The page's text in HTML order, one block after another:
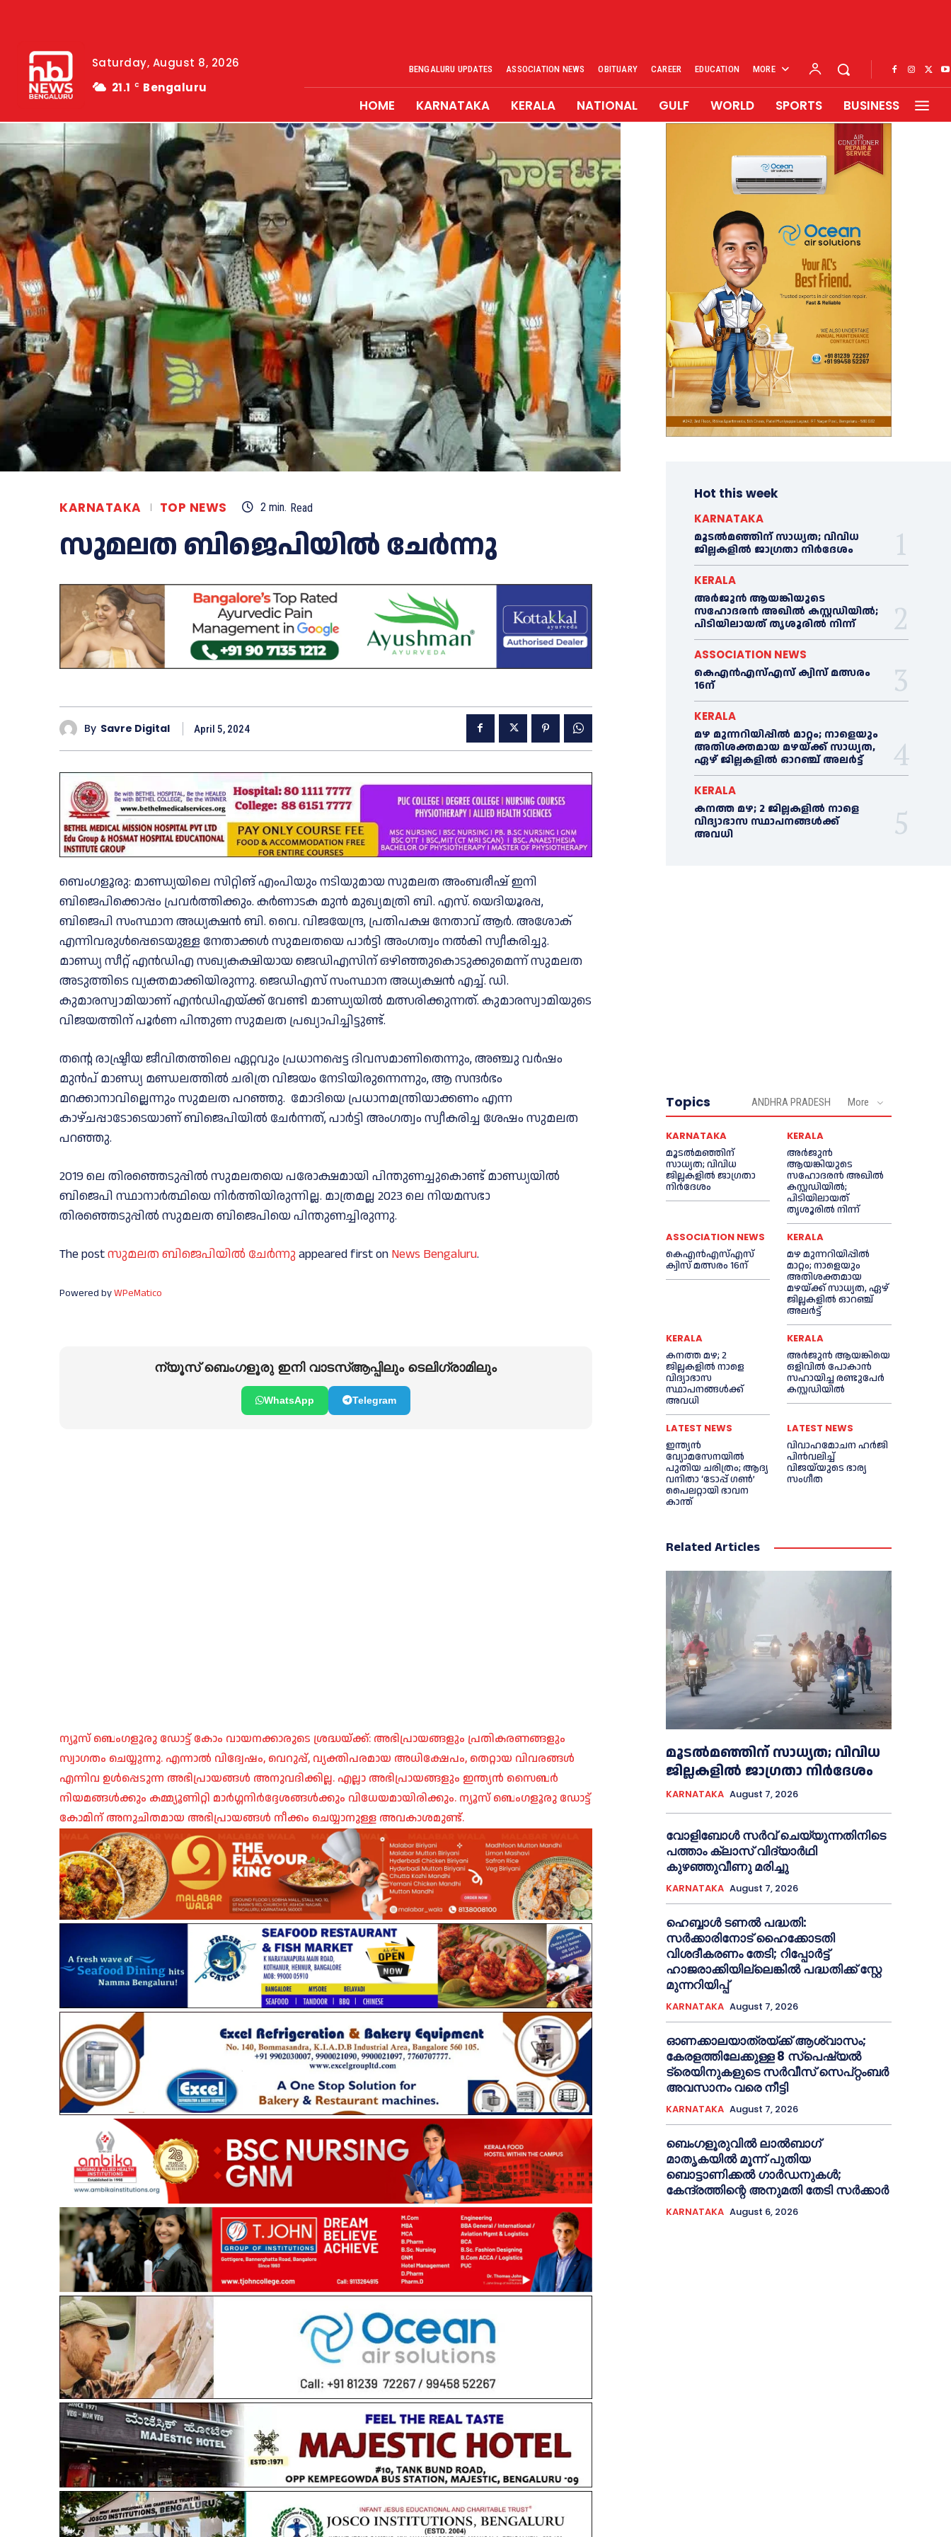
Saturday, August 8, 2026
21.1
C Bengaluru
BENGALURU UPDATES ASSOCIATION NEWS OBITUARY CAREER EDUCATION MORE
HOME KARNATAKA KERALA NATIONAL GULF WORLD SPORTS BUSINESS
KARNATAKA TOP NEWS 2 min. Read
സുമലത ബിജെപിയിൽ ചേർന്നു
By Savre Digital April 5, 2024
ബെംഗളൂരു: മാണ്ഡ്യയിലെ സിറ്റിങ് എംപിയും നടിയുമായ സുമലത അംബരീഷ് ഇനി
ബിജെപിക്കൊപ്പം പ്രവർത്തിക്കും. കർണാടക മുൻ മുഖ്യമത്രി ബി. എസ്. യെദിയൂരപ്പ,
ബിജെപി സംസ്ഥാന അധ്യക്ഷൻ ബി. വൈ. വിജയേന്ദ്ര, പ്രതിപക്ഷ നേതാവ് ആർ. അശോക്
എന്നിവരുൾപ്പെടെയുള്ള നേതാക്കൾ സുമലതയെ പാർട്ടി അംഗത്വം നൽകി സ്വീകരിച്ചു.
മാണ്ഡ്യ സീറ്റ് എൻഡിഎ സഖ്യകക്ഷിയായ ജെഡിഎസിന് ഒഴിഞ്ഞുകൊടുക്കുമെന്ന് സുമലത
അടുത്തിടെ വ്യക്തമാക്കിയിരുന്നു. ജെഡിഎസ് സംസ്ഥാന അധ്യക്ഷൻ എച്ച്. ഡി.
കുമാരസ്വാമിയാണ് എൻഡിഎയ്ക്ക് വേണ്ടി മാണ്ഡ്യയിൽ മത്സരിക്കുന്നത്. കുമാരസ്വാമിയുടെ
വിജയത്തിന് പൂർണ പിന്തുണ സുമലത പ്രഖ്യാപിച്ചിട്ടുണ്ട്.
തന്റെ രാഷ്ട്രീയ ജീവിതത്തിലെ ഏറ്റവും പ്രധാനപ്പെട്ട ദിവസമാണിതെന്നും, അഞ്ചു വർഷം
മുൻപ് മാണ്ഡ്യ മണ്ഡലത്തിൽ ചരിത്ര വിജയം നേടിയിരുന്നെന്നും, ആ സന്ദർഭം
മറക്കാനാവില്ലെന്നും സുമലത പറഞ്ഞു. മോദിയെ പ്രധാനമന്ത്രിയാക്കണം എന്ന
കാഴ്ചപ്പാടോടെയാണ് ബിജെപിയിൽ ചേർന്നത്, പാർട്ടി അംഗത്വം സ്വീകരിച്ച ശേഷം സുമലത
പറഞ്ഞു.
2019 ലെ തിരഞ്ഞെടുപ്പിൽ സുമലതയെ പരോക്ഷമായി പിന്തുണച്ചുകൊണ്ട് മാണ്ഡ്യയിൽ
ബിജെപി സ്ഥാനാർത്ഥിയെ നിർത്തിയിരുന്നില്ല. മാത്രമല്ല 2023 ലെ നിയമസഭാ
തിരഞ്ഞെടുപ്പിൽ സുമലത ബിജെപിയെ പിന്തുണച്ചിരുന്നു.
The postസുമലത ബിജെപിയിൽ ചേർന്നു appeared first on News Bengaluru.
Powered byWPeMatico
ന്യൂസ് ബെംഗളൂരു ഇനി വാടസ്ആപ്പിലും ടെലിഗ്രാമിലും
WhatsApp Telegram
ന്യൂസ് ബെംഗളൂരു ഡോട്ട് കോം വായനക്കാരുടെ ശ്രദ്ധയ്ക്ക്: അഭിപ്രായങ്ങളും പ്രതികരണങ്ങളും
സ്വാഗതം ചെയ്യുന്നു. എന്നാൽ വിദ്വേഷം, വെറുപ്പ്, വ്യക്തിപരമായ അധിക്ഷേപം, തെറ്റായ വിവരങ്ങൾ
എന്നിവ ഉൾപ്പെടുന്ന അഭിപ്രായങ്ങൾ അനുവദിക്കില്ല. എല്ലാ അഭിപ്രായങ്ങളും ഇന്ത്യൻ സൈബർ
നിയമങ്ങൾക്കും കമ്മ്യൂണിറ്റി മാർഗ്ഗനിർദ്ദേശങ്ങൾക്കും വിധേയമായിരിക്കും. ന്യൂസ് ബെംഗളൂരു ഡോട്ട്
കോമിന് അനുചിതമായ അഭിപ്രായങ്ങൾ നീക്കം ചെയ്യാനുള്ള അവകാശമുണ്ട്.
Hot this week
KARNATAKA
മൂടൽമഞ്ഞിന് സാധ്യത; വിവിധ
ജില്ലകളിൽ ജാഗ്രതാ നിർദേശം
KERALA
അര്‍ജുന്‍ ആയങ്കിയുടെ
സഹോദരന്‍ അഖില്‍ കസ്റ്റഡിയില്‍;
പിടിയിലായത് തൃശൂരില്‍ നിന്ന്
ASSOCIATION NEWS
കെഎൻഎസ്എസ് ക്വിസ് മത്സരം
16ന്
KERALA
മഴ മുന്നറിയിപ്പിൽ മാറ്റം; നാളെയും
അതിശക്തമായ മഴയ്ക്ക് സാധ്യത,
ഏഴ് ജില്ലകളിൽ ഓറഞ്ച് അലർട്ട്
KERALA
കനത്ത മഴ; 2 ജില്ലകളില്‍ നാളെ
വിദ്യാഭാസ സ്ഥാപനങ്ങള്‍ക്ക്
അവധി
Topics ANDHRA PRADESH More
KARNATAKA
മൂടൽമഞ്ഞിന്
സാധ്യത; വിവിധ
ജില്ലകളിൽ ജാഗ്രതാ
നിർദേശം
KERALA
അര്‍ജുന്‍
ആയങ്കിയുടെ
സഹോദരന്‍ അഖില്‍
കസ്റ്റഡിയില്‍;
പിടിയിലായത്
തൃശൂരില്‍ നിന്ന്
ASSOCIATION NEWS
കെഎൻഎസ്എസ്
ക്വിസ് മത്സരം 16ന്
KERALA
മഴ മുന്നറിയിപ്പിൽ
മാറ്റം; നാളെയും
അതിശക്തമായ
മഴയ്ക്ക് സാധ്യത, ഏഴ്
ജില്ലകളിൽ ഓറഞ്ച്
അലർട്ട്
KERALA
കനത്ത മഴ; 2
ജില്ലകളില്‍ നാളെ
വിദ്യാഭാസ
സ്ഥാപനങ്ങള്‍ക്ക്
അവധി
KERALA
അര്‍ജുന്‍ ആയങ്കിയെ
ഒളിവില്‍ പോകാന്‍
സഹായിച്ച രണ്ടുപേര്‍
കസ്റ്റഡിയില്‍
LATEST NEWS
ഇന്ത്യൻ
വ്യോമസേനയില്‍
പുതിയ ചരിത്രം; ആദ്യ
വനിതാ ‘ടോപ്പ് ഗണ്‍’
പൈലറ്റായി ഭാവന
കാന്ത്
LATEST NEWS
വിവാഹമോചന ഹര്‍ജി
പിൻവലിച്ച്‌
വിജയ്‌യുടെ ഭാര്യ
സംഗീത
Related Articles
മൂടൽമഞ്ഞിന് സാധ്യത; വിവിധ
ജില്ലകളിൽ ജാഗ്രതാ നിർദേശം
KARNATAKA August 7, 2026
വോളിബോൾ സർവ് ചെയ്യുന്നതിനിടെ
പത്താം ക്ലാസ് വിദ്യാർഥി
കുഴഞ്ഞുവീണു മരിച്ചു
KARNATAKA August 7, 2026
ഹെബ്ബാൾ ടണൽ പദ്ധതി:
സർക്കാരിനോട് ഹൈക്കോടതി
വിശദീകരണം തേടി; റിപ്പോർട്ട്
ഹാജരാക്കിയില്ലെങ്കിൽ പദ്ധതിക്ക് സ്റ്റേ
മുന്നറിയിപ്പ്
KARNATAKA August 7, 2026
ഓണക്കാലയാത്രയ്ക്ക് ആശ്വാസം;
കേരളത്തിലേക്കുള്ള 8 സ്പെഷ്യൽ
ട്രെയിനുകളുടെ സർവീസ് സെപ്റ്റംബർ
അവസാനം വരെ നീട്ടി
KARNATAKA August 7, 2026
ബെംഗളൂരുവിൽ ലാൽബാഗ്
മാതൃകയിൽ മൂന്ന് പുതിയ
ബൊട്ടാണിക്കൽ ഗാർഡനുകൾ;
കേന്ദ്രത്തിന്റെ അനുമതി തേടി സർക്കാർ
KARNATAKA August 6, 2026